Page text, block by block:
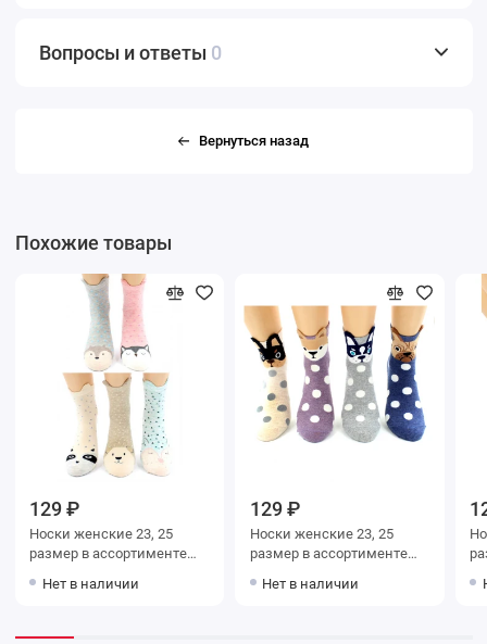
Вопросы и ответы 0
Вернуться назад
Похожие товары
129 ₽
Носки женские 23, 25
размер в ассортименте
Нет в наличии
129 ₽
Носки женские 23, 25
размер в ассортименте
Нет в наличии
Носки